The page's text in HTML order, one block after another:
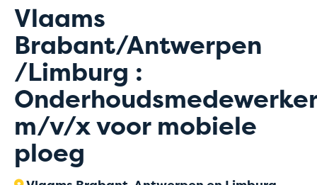
Contact
Vlaams
Brabant/Antwerpen
/Limburg :
Onderhoudsmedewerker
m/v/x voor mobiele
ploeg